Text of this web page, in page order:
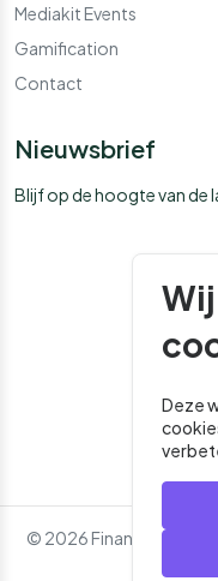
Deze
Mediakit Events
Gamification
Contact
Nieuwsbrief
Blijf op de hoogte van de
© 2026 Financial Media.